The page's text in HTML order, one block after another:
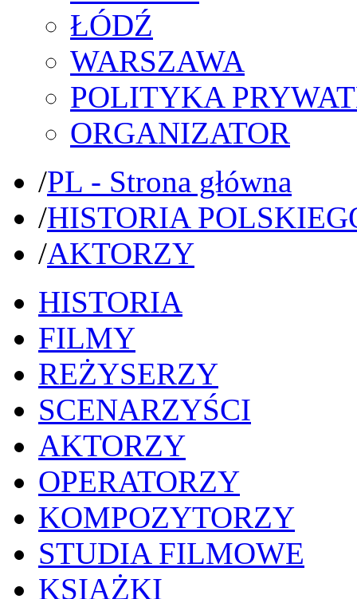
ŁÓDŹ
WARSZAWA
POLITYKA
ORGANIZATOR
/PL - Strona główna
/HISTORIA
/AKTORZY
HISTORIA
FILMY
REŻYSERZY
SCENARZYŚCI
AKTORZY
OPERATORZY
KOMPOZYTORZY
STUDIA FILMOWE
KSIĄŻKI